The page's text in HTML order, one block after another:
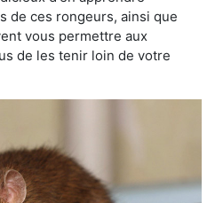
de ces rongeurs, ainsi que
vous permettre aux
de les tenir loin de votre